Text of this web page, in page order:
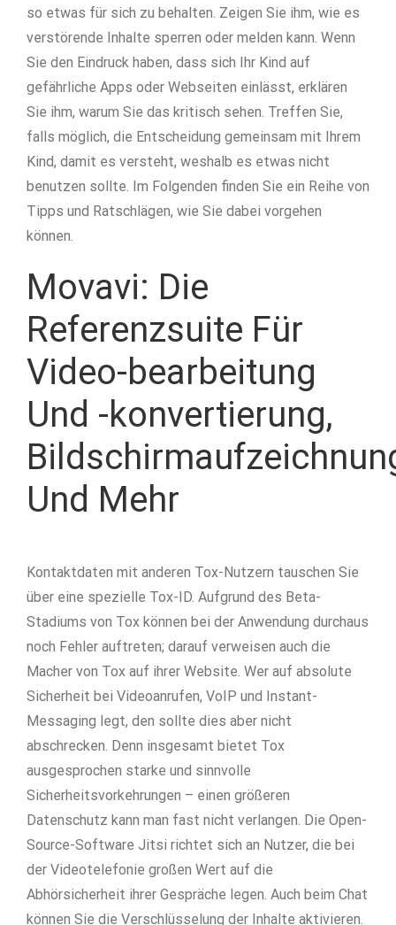
so etwas für sich zu behalten. Zeigen Sie ihm, wie es
verstörende Inhalte sperren oder melden kann. Wenn
Sie den Eindruck haben, dass sich Ihr Kind auf
gefährliche Apps oder Webseiten einlässt, erklären
Sie ihm, warum Sie das kritisch sehen. Treffen Sie,
falls möglich, die Entscheidung gemeinsam mit Ihrem
Kind, damit es versteht, weshalb es etwas nicht
benutzen sollte. Im Folgenden finden Sie ein Reihe von
Tipps und Ratschlägen, wie Sie dabei vorgehen
können.
Movavi: Die
Referenzsuite Für
Video-bearbeitung
Und -konvertierung,
Und Mehr
Kontaktdaten mit anderen Tox-Nutzern tauschen Sie
über eine spezielle Tox-ID. Aufgrund des Beta-
Stadiums von Tox können bei der Anwendung durchaus
noch Fehler auftreten; darauf verweisen auch die
Macher von Tox auf ihrer Website. Wer auf absolute
Sicherheit bei Videoanrufen, VoIP und Instant-
Messaging legt, den sollte dies aber nicht
abschrecken. Denn insgesamt bietet Tox
ausgesprochen starke und sinnvolle
Sicherheitsvorkehrungen – einen größeren
Datenschutz kann man fast nicht verlangen. Die Open-
Source-Software Jitsi richtet sich an Nutzer, die bei
der Videotelefonie großen Wert auf die
Abhörsicherheit ihrer Gespräche legen. Auch beim Chat
können Sie die Verschlüsselung der Inhalte aktivieren.